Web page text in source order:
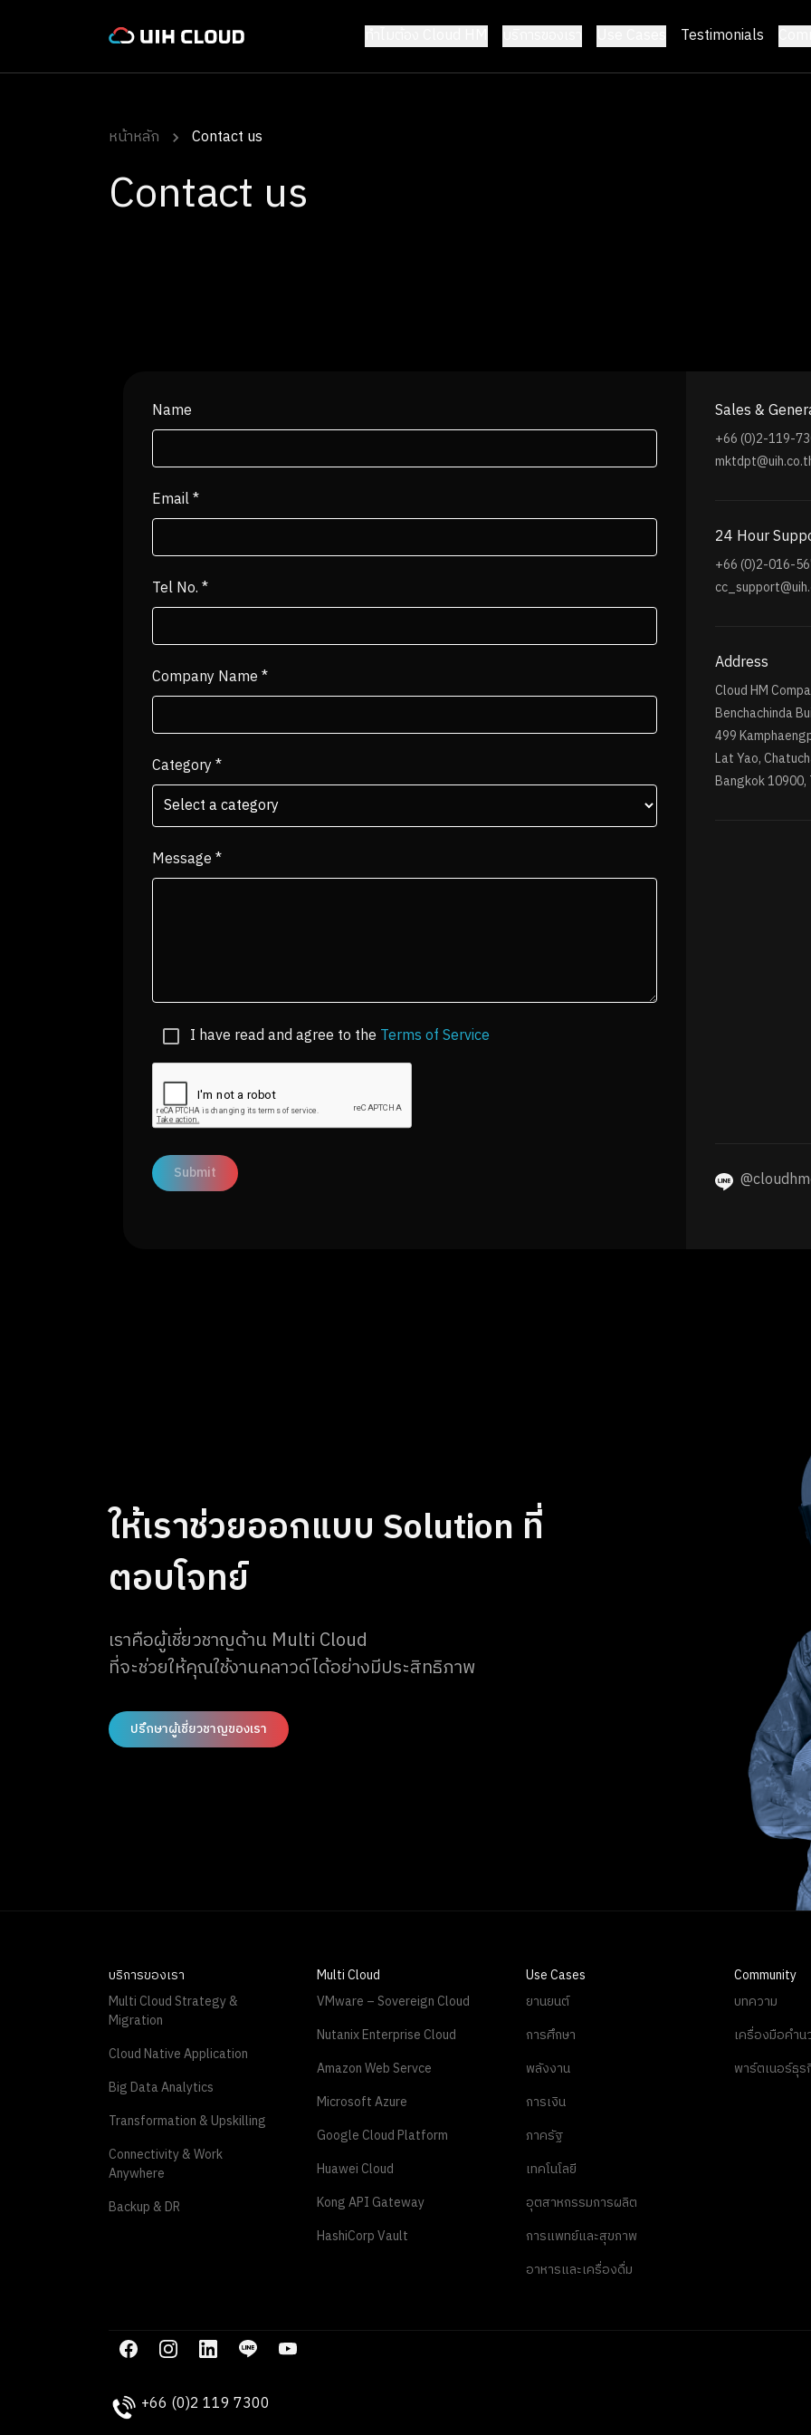
Testimonials
หน้าหลัก Contact us
Contact us
Name
Email*
Tel No.*
Company Name*
Category*
Message*
I have read and agree to the Terms of Service
Submit
Sales &
+66 (0)2-119-
24 Hour
+66 (0)2-016-
Address
Cloud HM
Benchachinda
499
Lat Yao,
Bangkok 10900,
ให้เราช่วยออกแบบ Solution ที่
ตอบโจทย์
เราคือผู้เชี่ยวชาญด้าน Multi Cloud
ที่จะช่วยให้คุณใช้งานคลาวด์ได้อย่างมีประสิทธิภาพ
ปรึกษาผู้เชี่ยวชาญของเรา
บริการของเรา
Multi Cloud Strategy &
Migration
Cloud Native Application
Big Data Analytics
Transformation & Upskilling
Connectivity & Work
Anywhere
Backup & DR
Multi Cloud
VMware – Sovereign Cloud
Nutanix Enterprise Cloud
Amazon Web Servce
Microsoft Azure
Google Cloud Platform
Huawei Cloud
Kong API Gateway
HashiCorp Vault
Use Cases
ยานยนต์
การศึกษา
พลังงาน
การเงิน
ภาครัฐ
เทคโนโลยี
อุตสาหกรรมการผลิต
การแพทย์และสุขภาพ
อาหารและเครื่องดื่ม
Community
บทความ
เครื่องมือคำ
พาร์ตเนอร์ธุร
+66 (0)2 119 7300